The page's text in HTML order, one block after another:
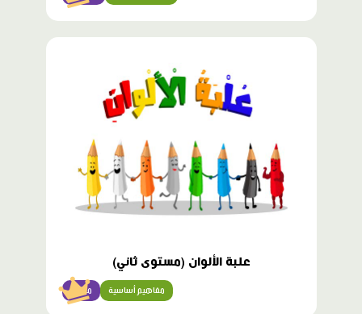
علبة الألوان (مستوى ثاني)
مبتدئ مفاهيم أساسية